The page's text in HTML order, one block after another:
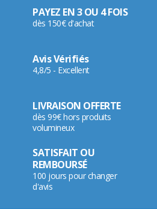
PAYEZ EN 3 OU 4 FOIS
dès 150€ d'achat
Avis Vérifiés
4,8/5 - Excellent
LIVRAISON OFFERTE
dès 99€ hors produits
volumineux
SATISFAIT OU
REMBOURSÉ
100 jours pour changer
d'avis